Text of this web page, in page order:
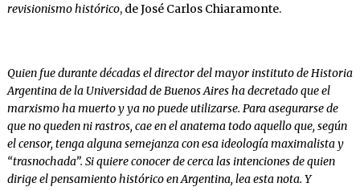
revisionismo histórico, de José Carlos Chiaramonte.
Quien fue durante décadas el director del mayor instituto de Historia
Argentina de la Universidad de Buenos Aires ha decretado que el
marxismo ha muerto y ya no puede utilizarse. Para asegurarse de
que no queden ni rastros, cae en el anatema todo aquello que, según
el censor, tenga alguna semejanza con esa ideología maximalista y
“trasnochada”. Si quiere conocer de cerca las intenciones de quien
dirige el pensamiento histórico en Argentina, lea esta nota. Y